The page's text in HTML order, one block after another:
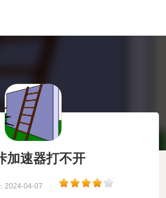
加速器打不开
2024-04-07